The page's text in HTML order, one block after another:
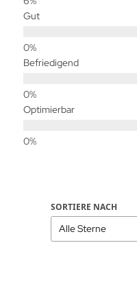
Gut
Befriedigend
Optimierbar
SORTIERE NACH